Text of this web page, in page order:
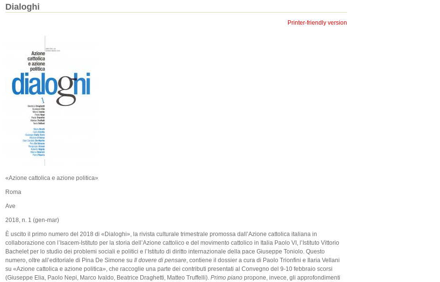
Dialoghi
Printer-friendly version
«Azione cattolica e azione politica»
Roma
Ave
2018, n. 1 (gen-mar)
È uscito il primo numero del 2018 di «Dialoghi», la rivista culturale trimestrale promossa dall’Azione cattolica italiana in
collaborazione con l’Isacem-Istituto per la storia dell’Azione cattolico e del movimento cattolico in Italia Paolo VI, l’Istituto Vittorio
Bachelet per lo studio dei problemi sociali e politici e l’Istituto di diritto internazionale della pace Giuseppe Toniolo. Questo
numero, oltre all’editoriale di Pina De Simone su Il dovere di pensare, contiene il dossier a cura di Paolo Trionfini e Ilaria Vellani
su «Azione cattolica e azione politica», che raccoglie una parte dei contributi presentati al Convegno del 9-10 febbraio scorsi
(Giuseppe Elia, Paolo Nepi, Marco Ivaldo, Beatrice Draghetti, Matteo Truffelli). Primo piano propone, invece, gli approfondimenti